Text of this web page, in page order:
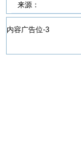
来源：
内容广告位-3